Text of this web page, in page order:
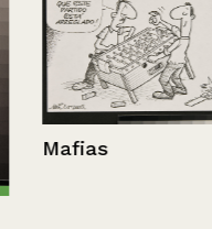
Mafias